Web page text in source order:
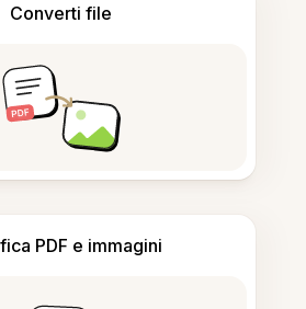
Converti file
PDF e immagini